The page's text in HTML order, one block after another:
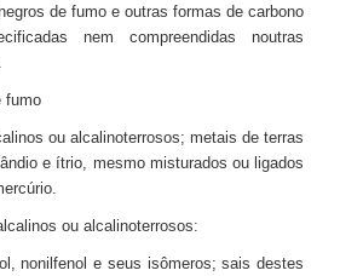
de fumo e outras formas de carbono
nem compreendidas noutras
fumo
ou alcalinoterrosos; metais de terras
e ítrio, mesmo misturados ou ligados
ou alcalinoterrosos:
nonilfenol e seus isômeros; sais destes